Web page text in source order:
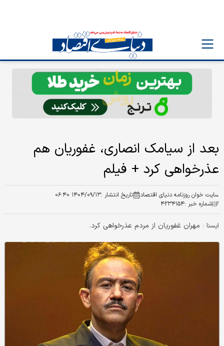
بعد از سیامک انصاری، غفوریان هم
عذرخواهی کرد + فیلم
سایت خوان روزنامه دنیای اقتصاد تاریخ انتشار :۱۴۰۴/۰۹/۱۳ ۰۶:۴۰
شماره خبر :۴۲۳۴۱۵۴
ايسنا : مهران غفوریان از مردم عذرخواهی کرد.